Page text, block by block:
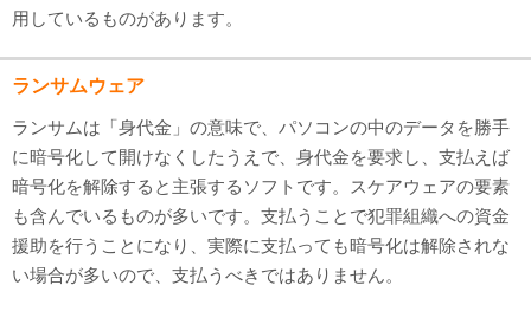
用しているものがあります。
ランサムウェア
ランサムは「身代金」の意味で、パソコンの中のデータを勝手
に暗号化して開けなくしたうえで、身代金を要求し、支払えば
暗号化を解除すると主張するソフトです。スケアウェアの要素
も含んでいるものが多いです。支払うことで犯罪組織への資金
援助を行うことになり、実際に支払っても暗号化は解除されな
い場合が多いので、支払うべきではありません。